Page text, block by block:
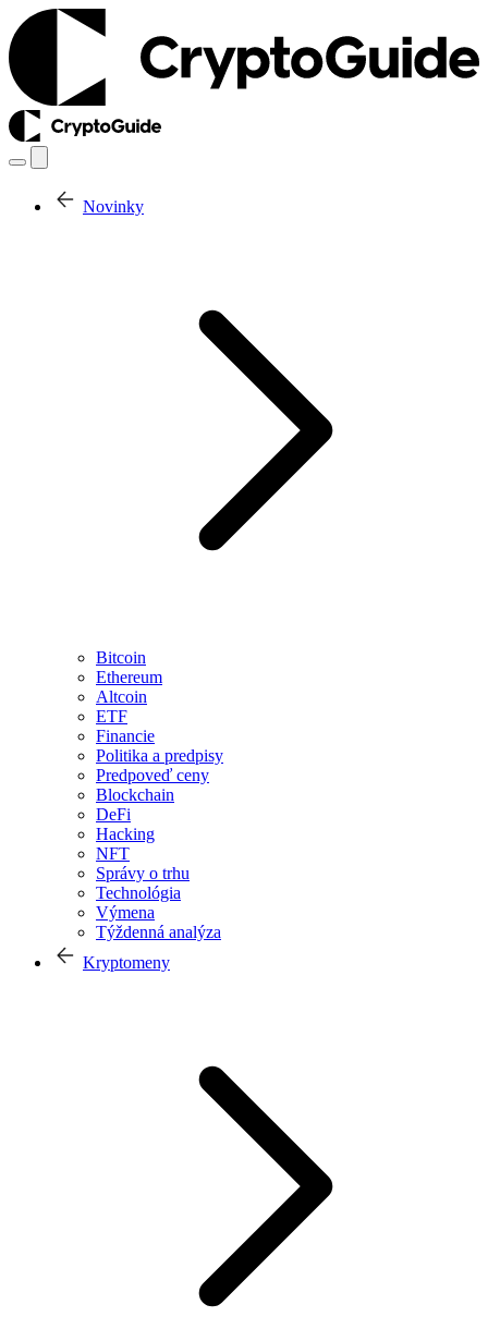
Novinky
Bitcoin
Ethereum
Altcoin
ETF
Financie
Politika a predpisy
Predpoveď ceny
Blockchain
DeFi
Hacking
NFT
Správy o trhu
Technológia
Výmena
Týždenná analýza
Kryptomeny